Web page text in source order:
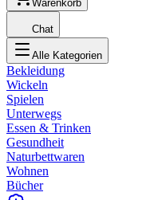
Warenkorb
Chat
Alle Kategorien
Bekleidung
Wickeln
Spielen
Unterwegs
Essen & Trinken
Gesundheit
Naturbettwaren
Wohnen
Bücher